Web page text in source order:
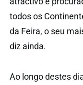
todos os
da Feira, o seu
diz ainda.
Ao longo destes